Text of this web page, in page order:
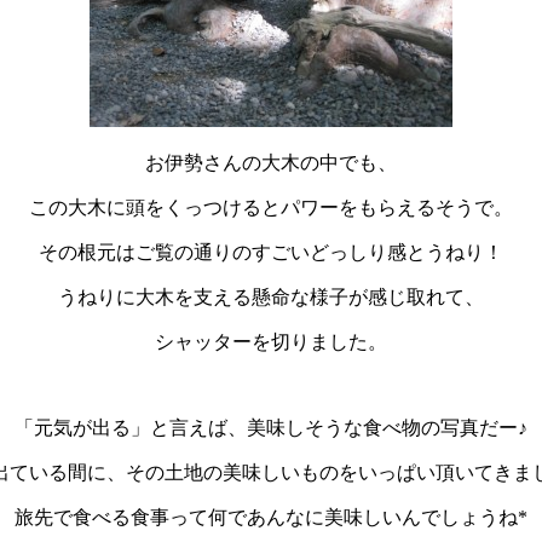
お伊勢さんの大木の中でも、
この大木に頭をくっつけるとパワーをもらえるそうで。
その根元はご覧の通りのすごいどっしり感とうねり！
うねりに大木を支える懸命な様子が感じ取れて、
シャッターを切りました。
「元気が出る」と言えば、美味しそうな食べ物の写真だー♪
ている間に、その土地の美味しいものをいっぱい頂いてきま
旅先で食べる食事って何であんなに美味しいんでしょうね*